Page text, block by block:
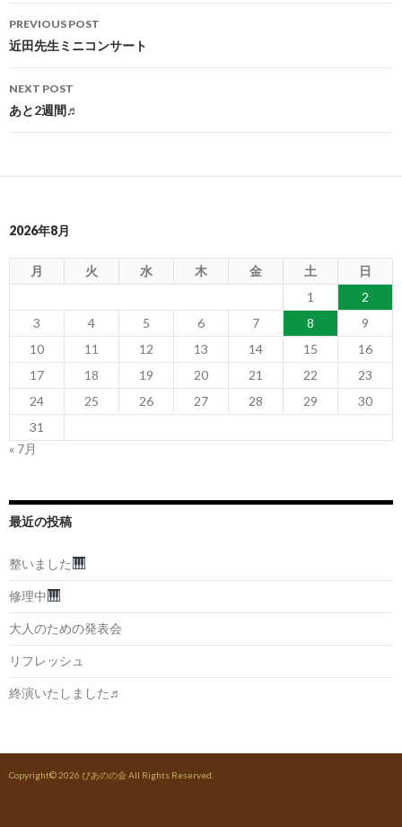
Post
navigation
PREVIOUS POST
近田先生ミニコンサート
NEXT POST
あと2週間♬
2026年8月
月 火 水 木 金 土
日
1
2
3
4 5 6 7 8
9
10
11 12 13 14 15
16
17
18 19 20 21 22
23
24
25 26 27 28 29
30
31
« 7月
最近の投稿
整いました
修理中
大人のための発表会
リフレッシュ
終演いたしました♬
Copyright© 2026 ぴあのの会All Rights Reserved.